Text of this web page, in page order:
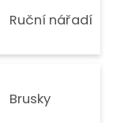
Ruční nářadí
Brusky